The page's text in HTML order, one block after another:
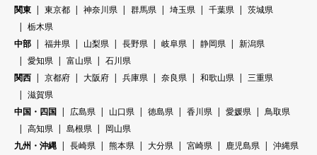
関東
東京都 神奈川県 群馬県 埼玉県 千葉県
茨城県
栃木県
中部
福井県 山梨県 長野県 岐阜県 静岡県
新潟県
愛知県
富山県
石川県
関西
京都府 大阪府 兵庫県 奈良県 和歌山県
三重県
滋賀県
中国・四国
広島県 山口県 徳島県 香川県 愛媛県
鳥取県
高知県
島根県
岡山県
九州・沖縄
長崎県 熊本県 大分県 宮崎県 鹿児島県
沖縄県